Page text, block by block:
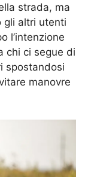
strada, ma
gli altri utenti
l’intenzione
chi ci segue di
spostandosi
manovre